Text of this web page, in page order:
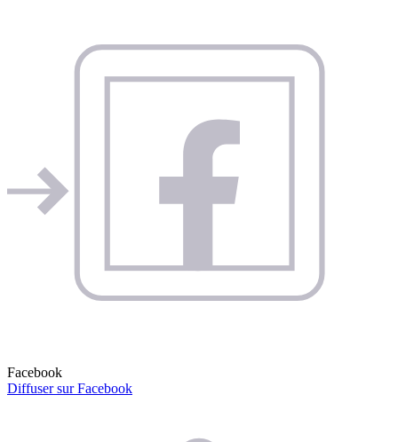
Facebook
Diffuser sur Facebook